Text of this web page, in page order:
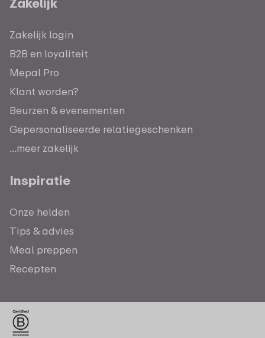
Zakelijk login
B2B en loyaliteit
Mepal Pro
Klant worden?
Beurzen & evenementen
Gepersonaliseerde relatiegeschenken
...meer zakelijk
Inspiratie
Onze helden
Tips & advies
Meal preppen
Recepten